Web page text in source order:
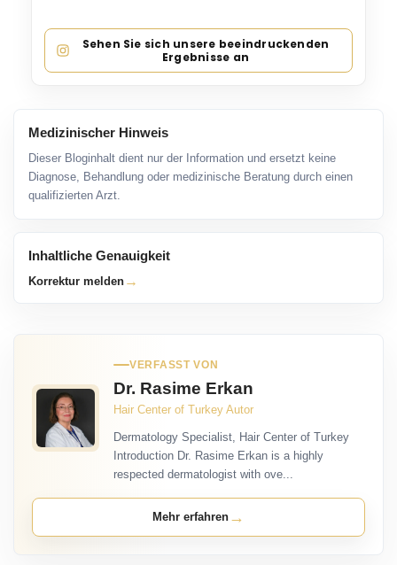
Sehen Sie sich unsere beeindruckenden
Ergebnisse an
Medizinischer Hinweis
Dieser Bloginhalt dient nur der Information und ersetzt keine
Diagnose, Behandlung oder medizinische Beratung durch einen
qualifizierten Arzt.
Inhaltliche Genauigkeit
Korrektur melden →
VERFASST VON
Dr. Rasime Erkan
Hair Center of Turkey Autor
Dermatology Specialist, Hair Center of Turkey
Introduction Dr. Rasime Erkan is a highly
respected dermatologist with ove...
Mehr erfahren →